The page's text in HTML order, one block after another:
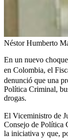
Néstor Humberto
En un nuevo
en Colombia, el
denunció que una
Política Criminal,
drogas.
El Viceministro de
Consejo de Política
la iniciativa y que,